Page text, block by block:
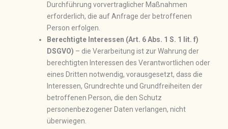
Durchführung vorvertraglicher Maßnahmen
erforderlich, die auf Anfrage der betroffenen
Person erfolgen.
Berechtigte Interessen (Art. 6 Abs. 1 S. 1 lit. f)
DSGVO) – die Verarbeitung ist zur Wahrung der
berechtigten Interessen des Verantwortlichen oder
eines Dritten notwendig, vorausgesetzt, dass die
Interessen, Grundrechte und Grundfreiheiten der
betroffenen Person, die den Schutz
personenbezogener Daten verlangen, nicht
überwiegen.